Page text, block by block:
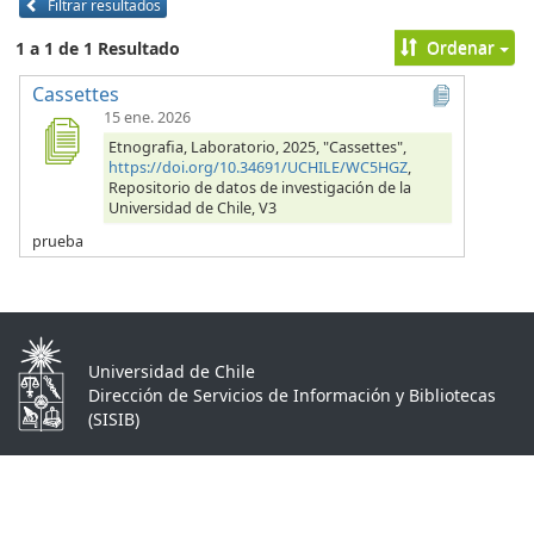
Filtrar resultados
1 a 1 de 1 Resultado Ordenar
Cassettes
15 ene. 2026
Etnografia, Laboratorio, 2025, "Cassettes",
https://doi.org/10.34691/UCHILE/WC5HGZ,
Repositorio de datos de investigación de la
Universidad de Chile, V3
prueba
Universidad de Chile
Dirección de Servicios de Información y Bibliotecas
(SISIB)